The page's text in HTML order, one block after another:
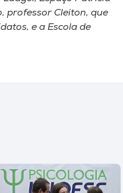
professor Cleiton, que
e a Escola de